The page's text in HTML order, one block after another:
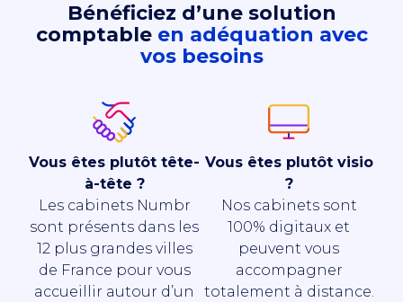
Bénéficiez d’une solution
comptable en adéquation avec
vos besoins
Vous êtes plutôt tête-
à-tête ?
Les cabinets Numbr
sont présents dans les
12 plus grandes villes
de France pour vous
accueillir autour d’un
Vous êtes plutôt visio
?
Nos cabinets sont
100% digitaux et
peuvent vous
accompagner
totalement à distance.